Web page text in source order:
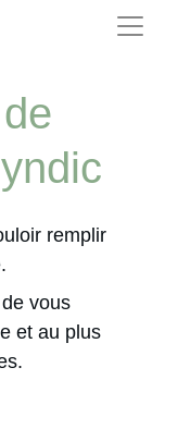
remplir
vous
et au plus